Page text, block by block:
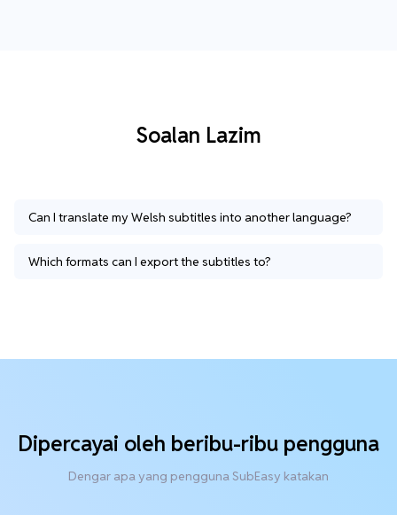
Soalan Lazim
Can I translate my Welsh subtitles into another language?
Which formats can I export the subtitles to?
Dipercayai oleh beribu-ribu pengguna
Dengar apa yang pengguna SubEasy katakan